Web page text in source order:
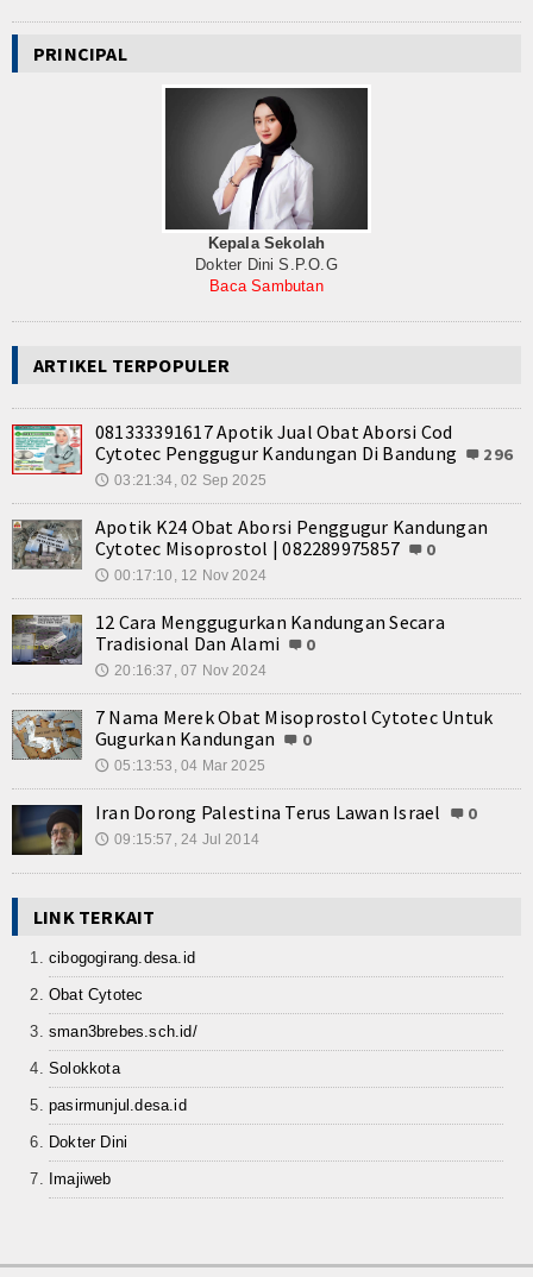
PRINCIPAL
Kepala Sekolah
Dokter Dini S.P.O.G
Baca Sambutan
ARTIKEL TERPOPULER
081333391617 Apotik Jual Obat Aborsi Cod
Cytotec Penggugur Kandungan Di Bandung
296
🕔 03:21:34, 02 Sep 2025
Apotik K24 Obat Aborsi Penggugur Kandungan
Cytotec Misoprostol | 082289975857
0
🕔 00:17:10, 12 Nov 2024
12 Cara Menggugurkan Kandungan Secara
Tradisional Dan Alami
0
🕔 20:16:37, 07 Nov 2024
7 Nama Merek Obat Misoprostol Cytotec Untuk
Gugurkan Kandungan
0
🕔 05:13:53, 04 Mar 2025
Iran Dorong Palestina Terus Lawan Israel 0
🕔 09:15:57, 24 Jul 2014
LINK TERKAIT
cibogogirang.desa.id
Obat Cytotec
sman3brebes.sch.id/
Solokkota
pasirmunjul.desa.id
Dokter Dini
Imajiweb